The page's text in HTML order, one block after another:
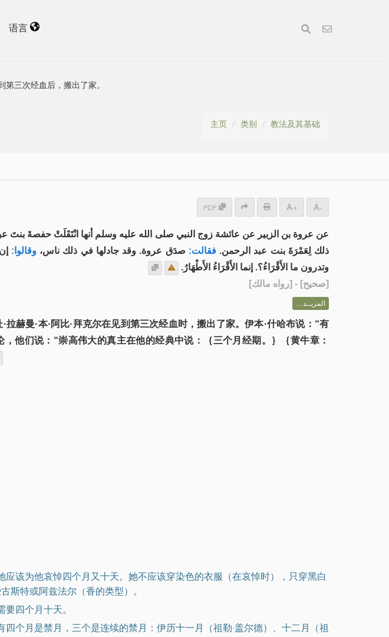
语言
三次经血后，搬出了家。
主页 类别 教法及其基础
PDF + -
عن عروة بن الزبير عن عائشة زوج النبي صلى الله عليه وسلم أنها انْتَقَلَتْ حفصةَ بنتَ
ذلك لِعَمْرَةَ بنت عبد الرحمن. فقالت: صدَق عروة. وقد جادلها في ذلك ناس، وقالوا:
وتدرون ما الأَقْرَاءُ؟. إنما الأَقْرَاءُ الأَطْهَارُ.
[صحيح] - [رواه مالك]
المزيــد ...
赫曼·本·阿比·拜克尔在见到第三次经血时，搬出了家。伊本·什哈布说：“有
，他们说：“崇高伟大的真主在他的经典中说：｛三个月经期。｝｛黄牛章：
该为他哀悼四个月又十天。她不应该穿染色的衣服（在哀悼时），只穿黑白
特或阿兹法尔（香的类型）。
四个月十天。
个月是禁月，三个是连续的禁月：伊历十一月（祖勒·盖尔德）、十二月（祖